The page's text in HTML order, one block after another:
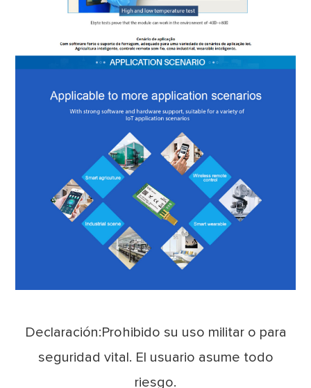
Declaración:Prohibido su uso militar o para
seguridad vital. El usuario asume todo
riesgo.